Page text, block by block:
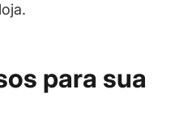
para sua